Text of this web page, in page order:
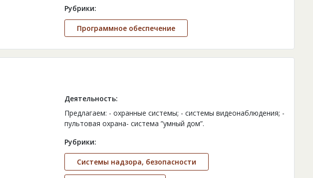
Рубрики:
Программное обеспечение
Деятельность:
Предлагаем: - охранные системы; - системы видеонаблюдения; -
пультовая охрана- система ”умный дом”.
Рубрики:
Системы надзора, безопасности